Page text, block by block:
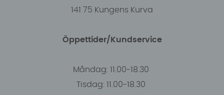
141 75 Kungens Kurva
Öppettider/Kundservice
Måndag: 11.00-18.30
Tisdag: 11.00-18.30